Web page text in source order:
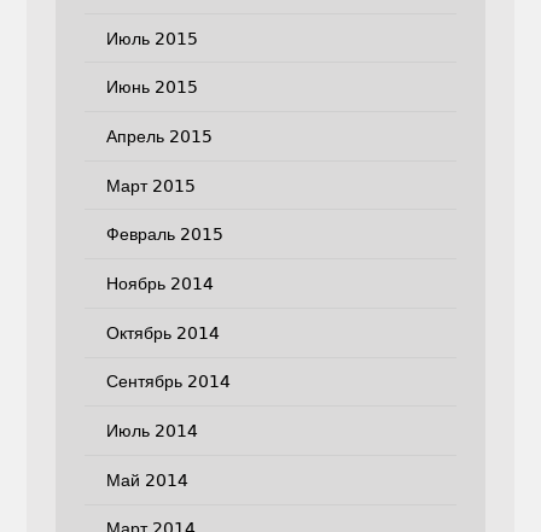
Июль 2015
Июнь 2015
Апрель 2015
Март 2015
Февраль 2015
Ноябрь 2014
Октябрь 2014
Сентябрь 2014
Июль 2014
Май 2014